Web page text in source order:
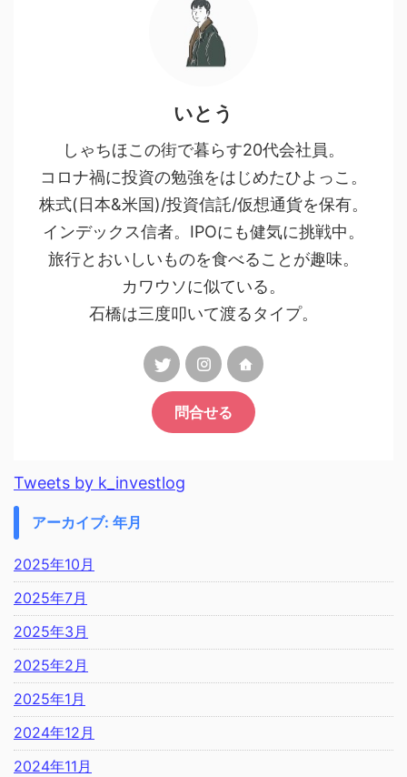
いとう
しゃちほこの街で暮らす20代会社員。
コロナ禍に投資の勉強をはじめたひよっこ。
株式(日本&米国)/投資信託/仮想通貨を保有。
インデックス信者。IPOにも健気に挑戦中。
旅行とおいしいものを食べることが趣味。
カワウソに似ている。
石橋は三度叩いて渡るタイプ。
問合せる
Tweets by k_investlog
アーカイブ: 年月
2025年10月
2025年7月
2025年3月
2025年2月
2025年1月
2024年12月
2024年11月